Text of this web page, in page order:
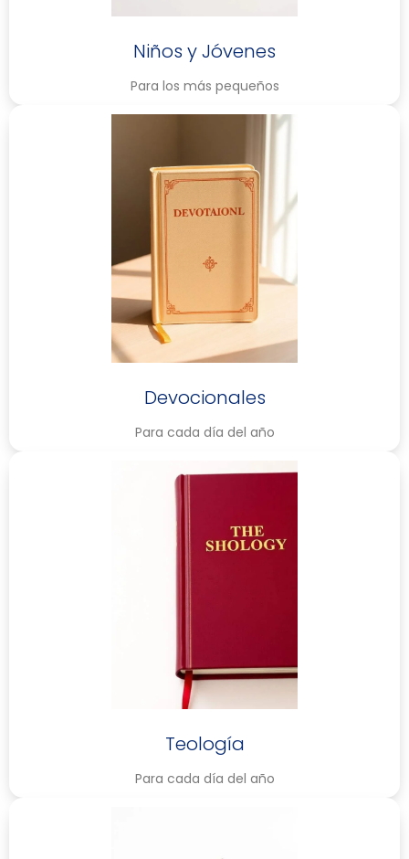
Niños y Jóvenes
Para los más pequeños
Devocionales
Para cada día del año
Teología
Para cada día del año